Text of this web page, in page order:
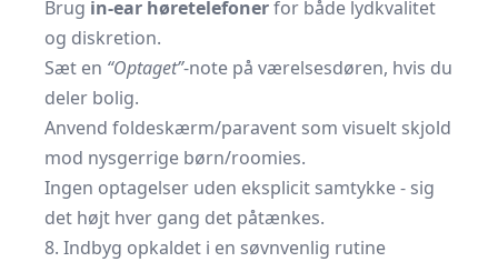
Brug in-ear høretelefonerfor både lydkvalitet
og diskretion.
Sæt en “Optaget”-note på værelsesdøren, hvis du
deler bolig.
Anvend foldeskærm/paravent som visuelt skjold
mod nysgerrige børn/roomies.
Ingen optagelser uden eksplicit samtykke - sig
det højt hver gang det påtænkes.
8. Indbyg opkaldet i en søvnvenlig rutine